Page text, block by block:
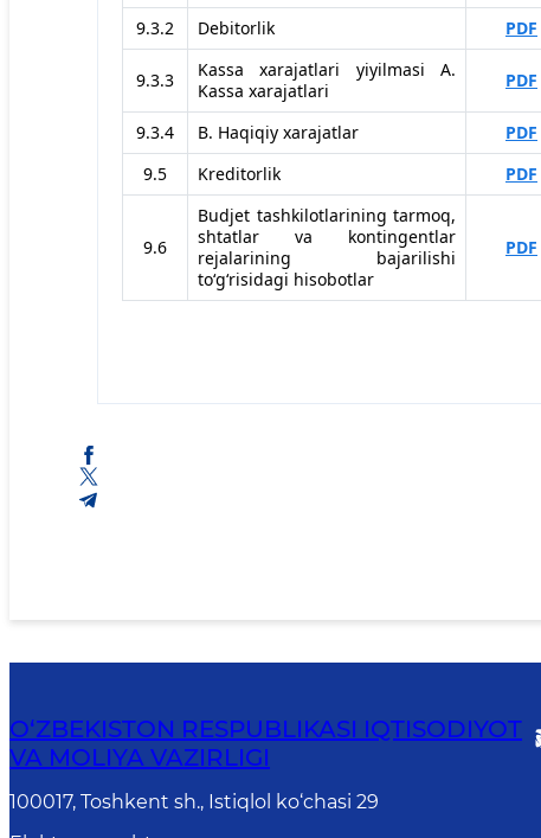
9.3.2 Debitorlik PDF
9.3.3
Kassa xarajatlari yiyilmasi A.
Kassa xarajatlari
PDF
9.3.4 B. Haqiqiy xarajatlar PDF
9.5
Kreditorlik PDF
9.6
Budjet tashkilotlarining tarmoq,
shtatlar va kontingentlar
rejalarining bajarilishi
to‘g‘risidagi hisobotlar
PDF
O‘ZBEKISTON RESPUBLIKASI IQTISODIYOT
VA MOLIYA VAZIRLIGI
100017, Toshkent sh., Istiqlol ko‘chasi 29